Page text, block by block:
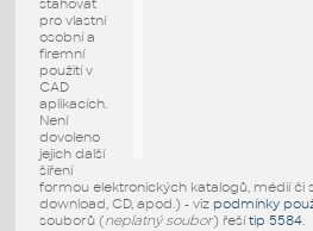
stahovat
pro vlastní
osobní a
firemní
použití v
CAD
aplikacích.
Není
dovoleno
jejich další
šíření
formou elektronických katalogů, médií či
download, CD, apod.) - viz podmínky
souborů (neplatný soubor) řešítip 5584.